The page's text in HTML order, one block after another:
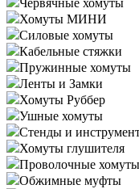
Червячные хомуты
Хомуты МИНИ
Силовые хомуты
Кабельные стяжки
Пружинные хомуты
Ленты и Замки
Хомуты Руббер
Ушные хомуты
Стенды и
Хомуты глушителя
Проволочные хомуты
Обжимные муфты